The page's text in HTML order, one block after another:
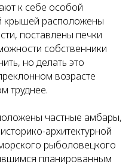
к себе особой
крышей расположены
поставлены печки
собственники
но делать это
возрасте
труднее.
частные амбары,
архитектурной
рыболовецкого
планированным